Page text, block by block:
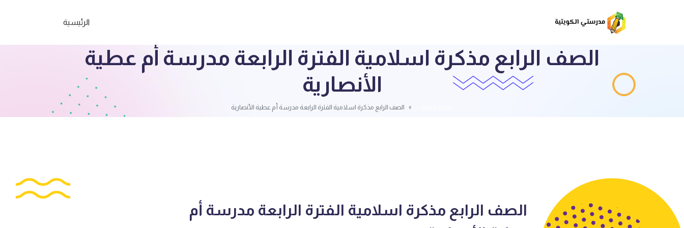
الرئيسية
الصف الرابع مذكرة اسلامية الفترة الرابعة مدرسة أم عطية
الأنصارية
الصف الرابع مذكرة اسلامية الفترة الرابعة مدرسة أم عطية الأنصارية
الصف الرابع مذكرة اسلامية الفترة الرابعة مدرسة أم